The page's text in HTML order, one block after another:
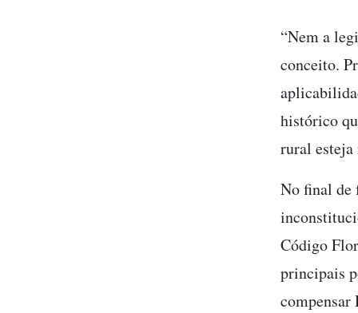
“Nem a
conceito.
histórico
rural
No final de
Código
principais
compensar